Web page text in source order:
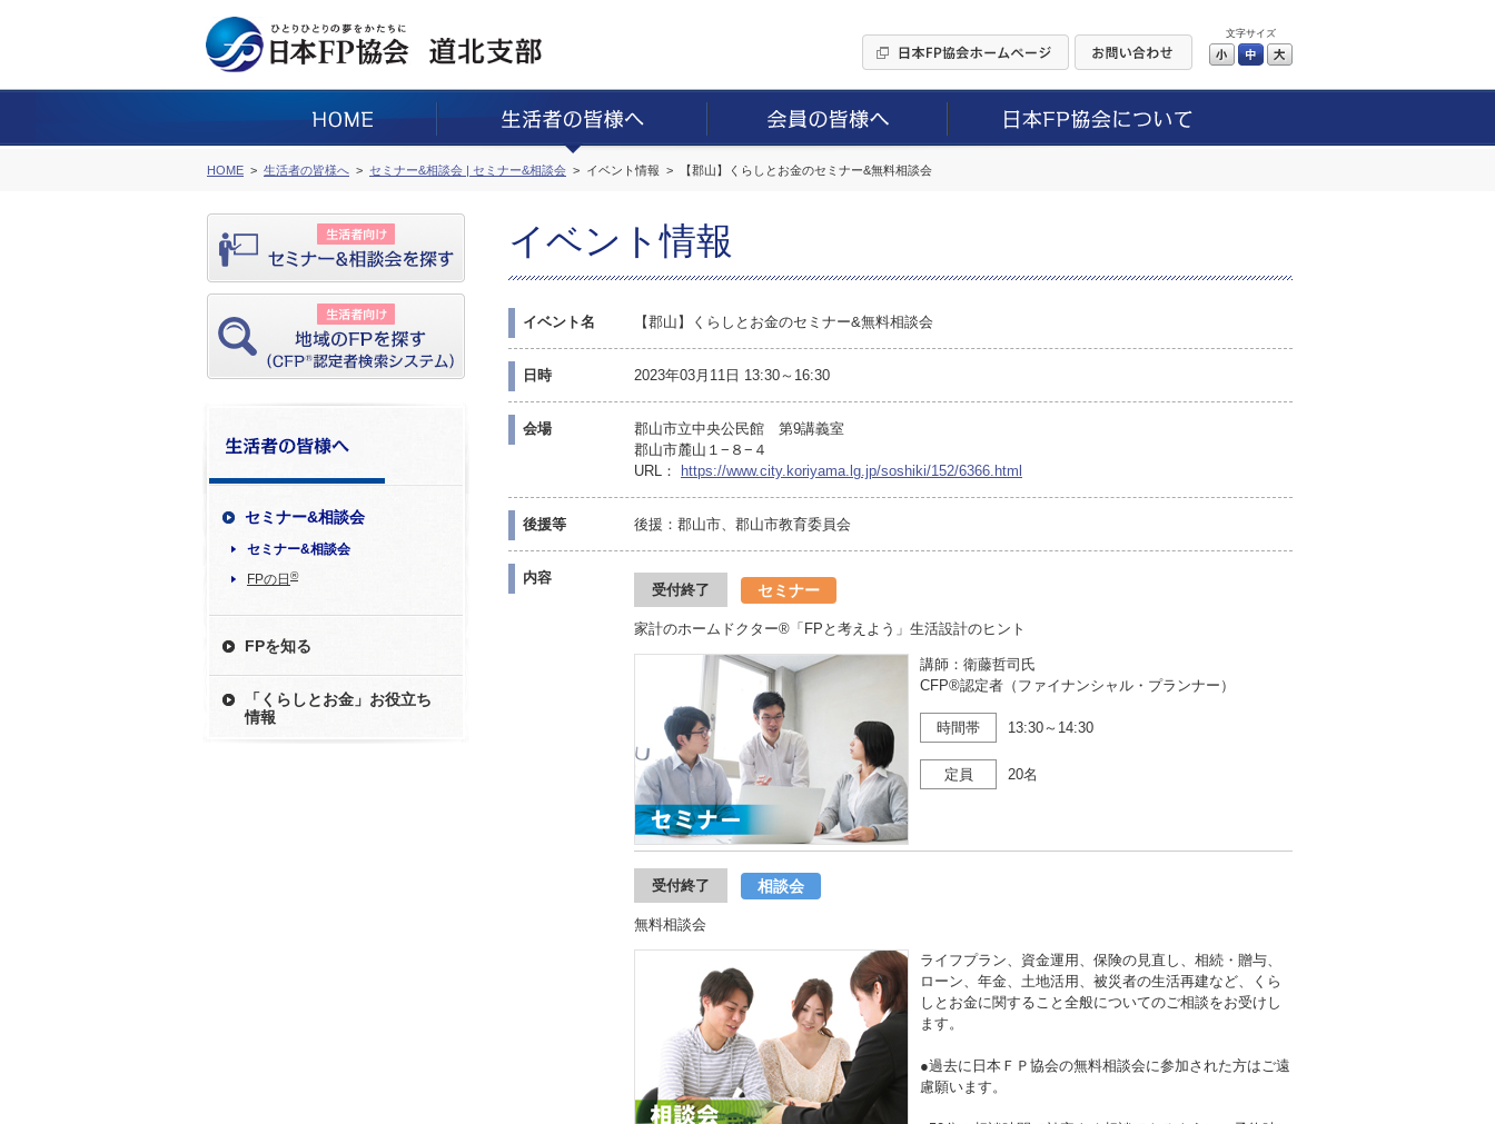
文字サイズ
小 中
HOME 生活者の皆様へ セミナー&相談会 | セミナー&相談会 イベント情報 【郡山】くらしとお金のセミナー&無料相談会
セミナー&相談会
セミナー&相談会
FPの日 ®
FPを知る
「くらしとお金」お役立ち
情報
イベント情報
イベント名 【郡山】くらしとお金のセミナー&無料相談会
日時 2023年03月11日 13:30～16:30
会場
郡山市立中央公民館 第9講義室
郡山市麓山１−８−４
URL：
https://www.city.koriyama.lg.jp/soshiki/152/6366.html
後援等 後援：郡山市、郡山市教育委員会
内容
受付終了 セミナー
家計のホームドクター®「FPと考えよう」生活設計のヒント
講師：衛藤哲司氏
CFP®認定者（ファイナンシャル・プランナー）
時間帯 13:30～14:30
定員 20名
受付終了 相談会
無料相談会
ライフプラン、資金運用、保険の見直し、相続・贈与、
ローン、年金、土地活用、被災者の生活再建など、くら
しとお金に関すること全般についてのご相談をお受けし
ます。
●過去に日本ＦＰ協会の無料相談会に参加された方はご遠
慮願います。